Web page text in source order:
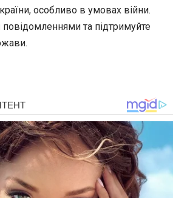
особливо в умовах війни.
та підтримуйте